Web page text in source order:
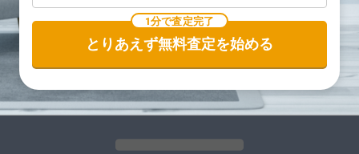
1分で査定完了
とりあえず無料査定を始める